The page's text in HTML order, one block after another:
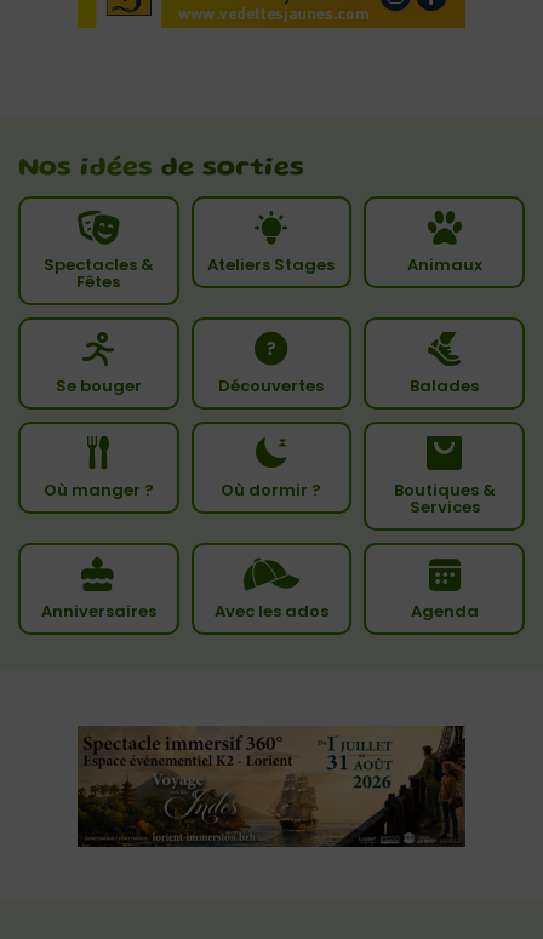
Nos idées de sorties
Spectacles &
Fêtes
Ateliers Stages Animaux
Se bouger Découvertes Balades
Où manger ? Où dormir ? Boutiques &
Services
Anniversaires Avec les ados Agenda